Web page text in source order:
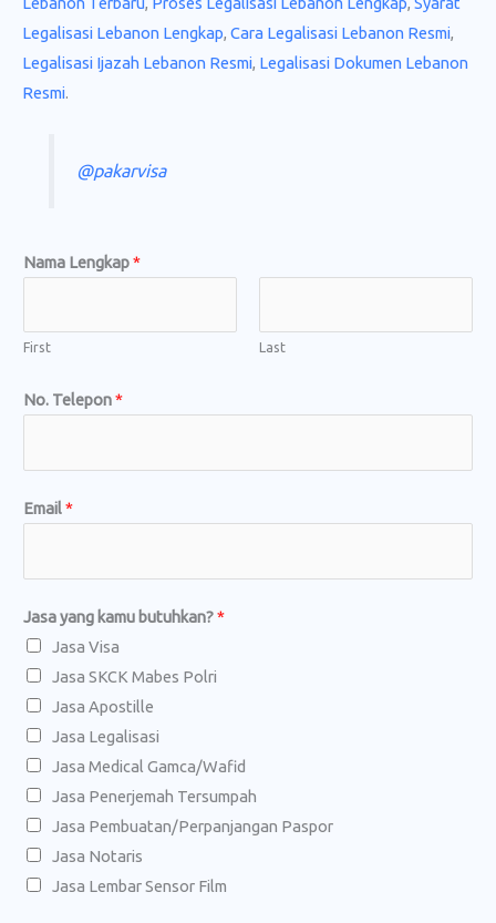
Legalisasi Lebanon Lengkap, Cara Legalisasi Lebanon Resmi,
Legalisasi Ijazah Lebanon Resmi, Legalisasi Dokumen Lebanon
Resmi.
@pakarvisa
Nama Lengkap*
First Last
No. Telepon*
Email*
Jasa yang kamu butuhkan?*
Jasa Visa
Jasa SKCK Mabes Polri
Jasa Apostille
Jasa Legalisasi
Jasa Medical Gamca/Wafid
Jasa Penerjemah Tersumpah
Jasa Pembuatan/Perpanjangan Paspor
Jasa Notaris
Jasa Lembar Sensor Film